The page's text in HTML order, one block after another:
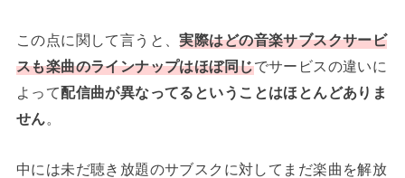
この点に関して言うと、実際はどの音楽サブスクサービ
スも楽曲のラインナップはほぼ同じでサービスの違いに
よって配信曲が異なってるということはほとんどありま
せん。
中には未だ聴き放題のサブスクに対してまだ楽曲を解放